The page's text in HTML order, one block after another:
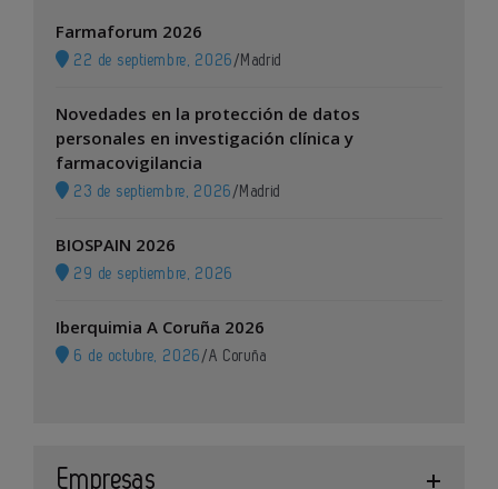
Farmaforum 2026
22 de septiembre, 2026 / Madrid
Novedades en la protección de datos
personales en investigación clínica y
farmacovigilancia
23 de septiembre, 2026 / Madrid
BIOSPAIN 2026
29 de septiembre, 2026
Iberquimia A Coruña 2026
6 de octubre, 2026 /A Coruña
Empresas